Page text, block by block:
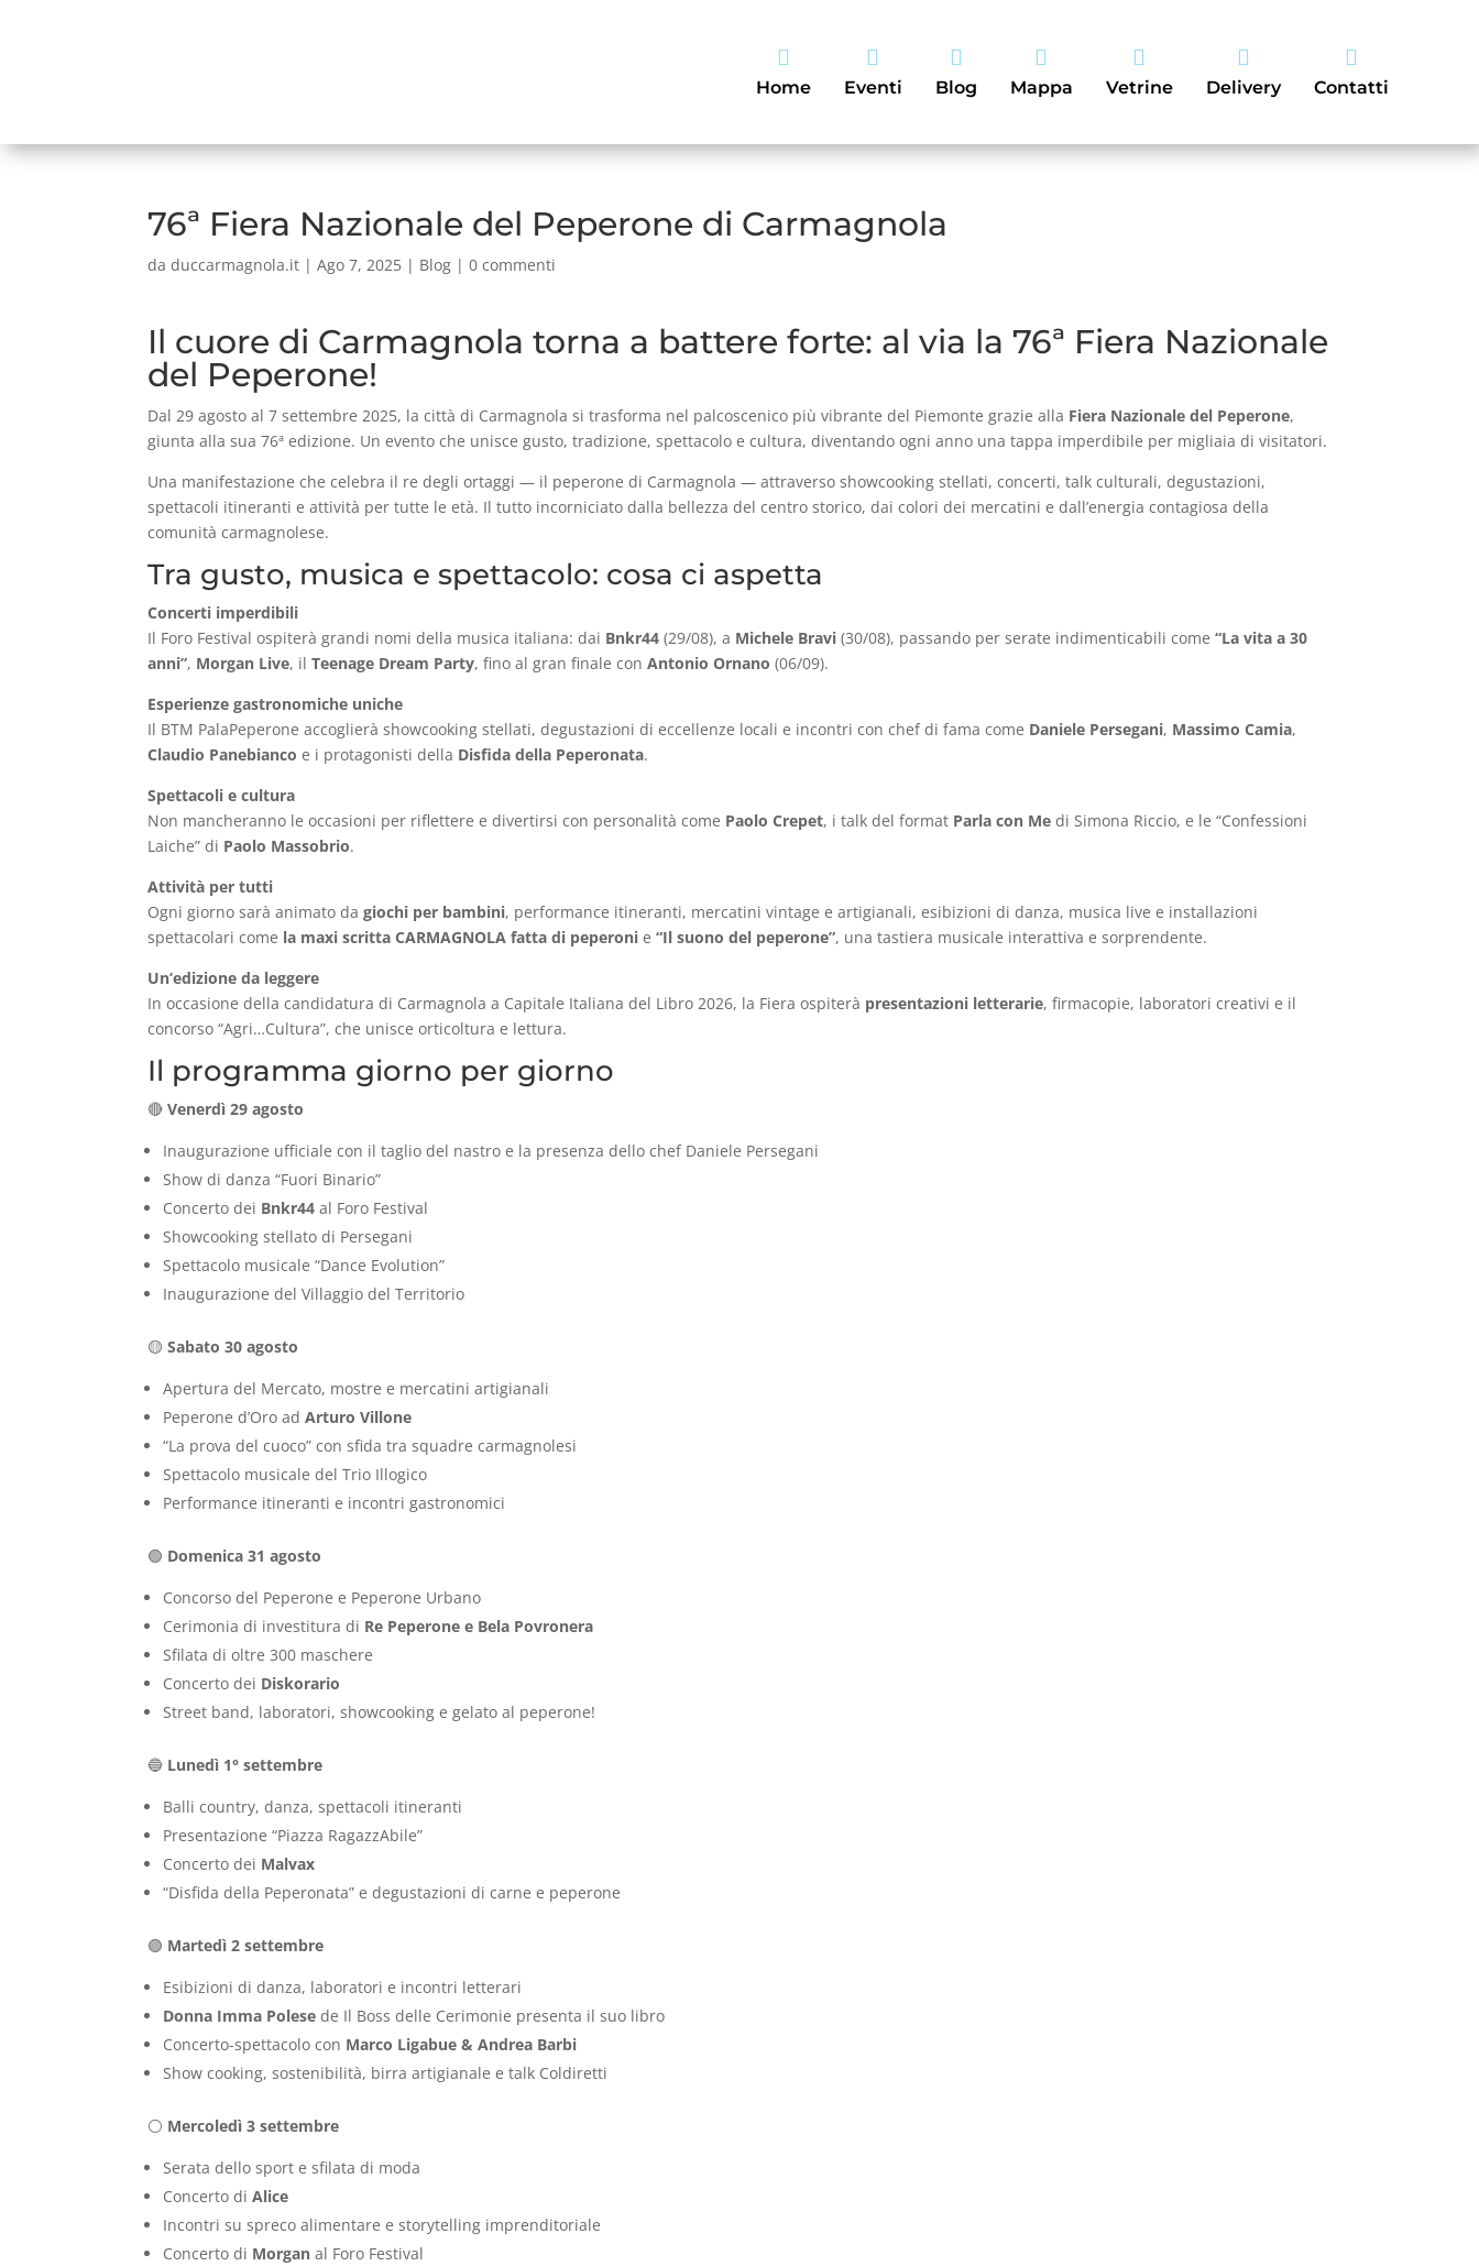

Home

Eventi

Blog

Mappa

Vetrine

Delivery

Contatti
76ª Fiera Nazionale del Peperone di Carmagnola
daduccarmagnola.it |Ago 7, 2025 | Blog |0 commenti
Il cuore di Carmagnola torna a battere forte: al via la 76ª Fiera Nazionale
del Peperone!
Dal 29 agosto al 7 settembre 2025, la città di Carmagnola si trasforma nel palcoscenico più vibrante del Piemonte grazie alla Fiera Nazionale del Peperone,
giunta alla sua 76ª edizione. Un evento che unisce gusto, tradizione, spettacolo e cultura, diventando ogni anno una tappa imperdibile per migliaia di visitatori.
Una manifestazione che celebra il re degli ortaggi — il peperone di Carmagnola — attraverso showcooking stellati, concerti, talk culturali, degustazioni,
spettacoli itineranti e attività per tutte le età. Il tutto incorniciato dalla bellezza del centro storico, dai colori dei mercatini e dall’energia contagiosa della
comunità carmagnolese.
Tra gusto, musica e spettacolo: cosa ci aspetta
Concerti imperdibili
Il Foro Festival ospiterà grandi nomi della musica italiana: dai Bnkr44 (29/08), a Michele Bravi (30/08), passando per serate indimenticabili come“La vita a 30
anni”, Morgan Live, ilTeenage Dream Party, fino al gran finale conAntonio Ornano (06/09).
Esperienze gastronomiche uniche
Il BTM PalaPeperone accoglierà showcooking stellati, degustazioni di eccellenze locali e incontri con chef di fama come Daniele Persegani, Massimo Camia,
Claudio Panebianco e i protagonisti della Disfida della Peperonata.
Spettacoli e cultura
Non mancheranno le occasioni per riflettere e divertirsi con personalità come Paolo Crepet, i talk del format Parla con Me di Simona Riccio, e le “Confessioni
Laiche” di Paolo Massobrio.
Attività per tutti
Ogni giorno sarà animato dagiochi per bambini, performance itineranti, mercatini vintage e artigianali, esibizioni di danza, musica live e installazioni
spettacolari come la maxi scritta CARMAGNOLA fatta di peperoni e“Il suono del peperone”, una tastiera musicale interattiva e sorprendente.
Un’edizione da leggere
In occasione della candidatura di Carmagnola a Capitale Italiana del Libro 2026, la Fiera ospiterà presentazioni letterarie, firmacopie, laboratori creativi e il
concorso “Agri…Cultura”, che unisce orticoltura e lettura.
Il programma giorno per giorno
🔴Venerdì 29 agosto
Inaugurazione ufficiale con il taglio del nastro e la presenza dello chef Daniele Persegani
Show di danza “Fuori Binario”
Concerto dei Bnkr44 al Foro Festival
Showcooking stellato di Persegani
Spettacolo musicale “Dance Evolution”
Inaugurazione del Villaggio del Territorio
🟡Sabato 30 agosto
Apertura del Mercato, mostre e mercatini artigianali
Peperone d’Oro adArturo Villone
“La prova del cuoco” con sfida tra squadre carmagnolesi
Spettacolo musicale del Trio Illogico
Performance itineranti e incontri gastronomici
🟢 Domenica 31 agosto
Concorso del Peperone e Peperone Urbano
Cerimonia di investitura di Re Peperone e Bela Povronera
Sfilata di oltre 300 maschere
Concerto dei Diskorario
Street band, laboratori, showcooking e gelato al peperone!
🔵 Lunedì 1° settembre
Balli country, danza, spettacoli itineranti
Presentazione “Piazza RagazzAbile”
Concerto dei Malvax
“Disfida della Peperonata” e degustazioni di carne e peperone
🟣 Martedì 2 settembre
Esibizioni di danza, laboratori e incontri letterari
Donna Imma Polese de Il Boss delle Cerimonie presenta il suo libro
Concerto-spettacolo con Marco Ligabue & Andrea Barbi
Show cooking, sostenibilità, birra artigianale e talk Coldiretti
⚪ Mercoledì 3 settembre
Serata dello sport e sfilata di moda
Concerto diAlice
Incontri su spreco alimentare e storytelling imprenditoriale
Concerto di Morgan al Foro Festival